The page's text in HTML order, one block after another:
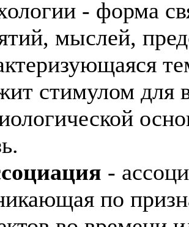
- форма
мыслей,
стимулом для
-
по